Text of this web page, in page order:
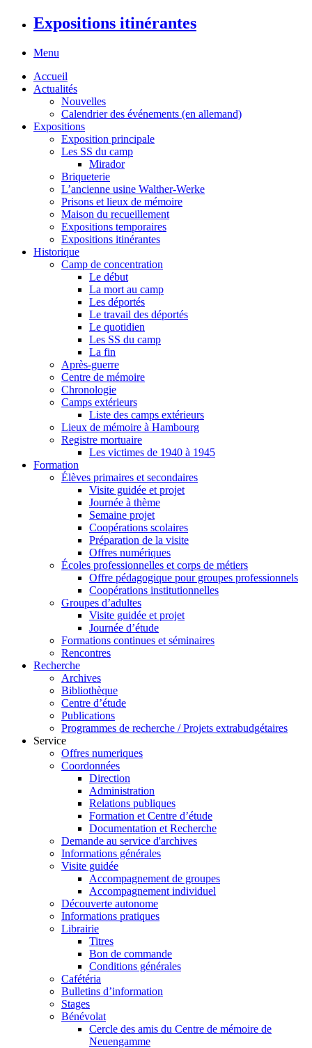
Expositions itinérantes
Menu
Accueil
Actualités
Nouvelles
Calendrier des événements (en allemand)
Expositions
Exposition principale
Les SS du camp
Mirador
Briqueterie
L’ancienne usine Walther-Werke
Prisons et lieux de mémoire
Maison du recueillement
Expositions temporaires
Expositions itinérantes
Historique
Camp de concentration
Le début
La mort au camp
Les déportés
Le travail des déportés
Le quotidien
Les SS du camp
La fin
Après-guerre
Centre de mémoire
Chronologie
Camps extérieurs
Liste des camps extérieurs
Lieux de mémoire à Hambourg
Registre mortuaire
Les victimes de 1940 à 1945
Formation
Élèves primaires et secondaires
Visite guidée et projet
Journée à thème
Semaine projet
Coopérations scolaires
Préparation de la visite
Offres numériques
Écoles professionnelles et corps de métiers
Offre pédagogique pour groupes professionnels
Coopérations institutionnelles
Groupes d’adultes
Visite guidée et projet
Journée d’étude
Formations continues et séminaires
Rencontres
Recherche
Archives
Bibliothèque
Centre d’étude
Publications
Programmes de recherche / Projets extrabudgétaires
Service
Offres numeriques
Coordonnées
Direction
Administration
Relations publiques
Formation et Centre d’étude
Documentation et Recherche
Demande au service d'archives
Informations générales
Visite guidée
Accompagnement de groupes
Accompagnement individuel
Découverte autonome
Informations pratiques
Librairie
Titres
Bon de commande
Conditions générales
Cafétéria
Bulletins d’information
Stages
Bénévolat
Cercle des amis du Centre de mémoire de
Neuengamme